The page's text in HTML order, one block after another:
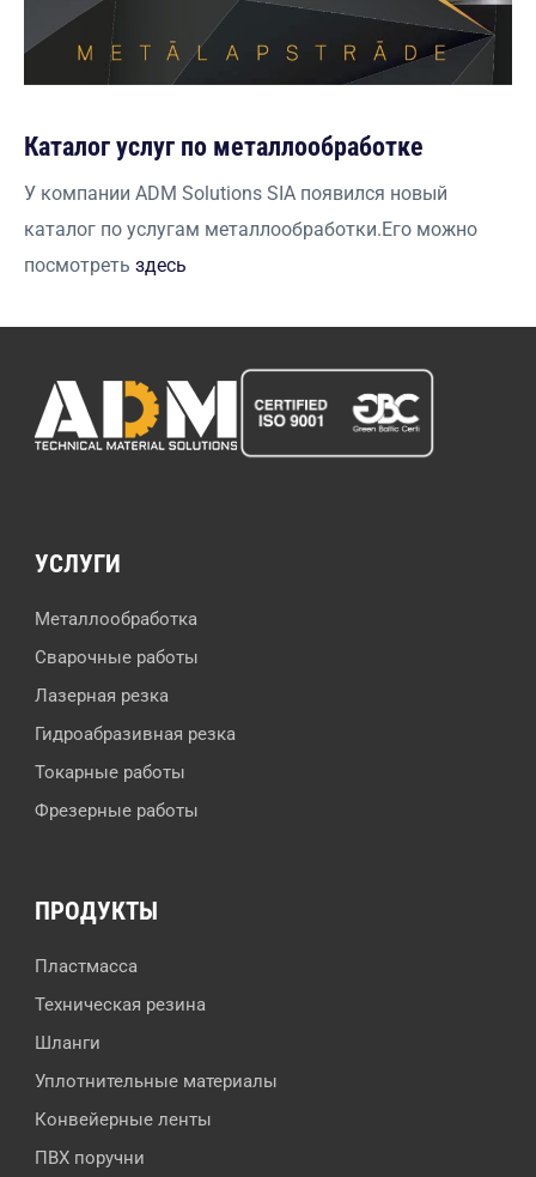
Каталог услуг по металлообработке
У компании ADM Solutions SIA появился новый
каталог по услугам металлообработки.Его можно
посмотреть здесь
УСЛУГИ
Металлообработка
Сварочные работы
Лазерная резка
Гидроабразивная резка
Токарные работы
Фрезерные работы
ПРОДУКТЫ
Пластмасса
Техническая резина
Шланги
Уплотнительные материалы
Конвейерные ленты
ПВХ поручни